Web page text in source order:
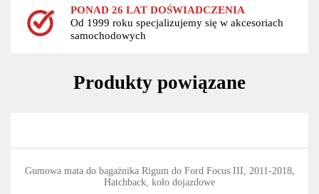
PONAD 26 LAT DOŚWIADCZENIA
Od 1999 roku specjalizujemy się w akcesoriach
samochodowych
Produkty powiązane
Gumowa mata do bagażnika Rigum do Ford Focus III, 2011-2018,
Hatchback, koło dojazdowe